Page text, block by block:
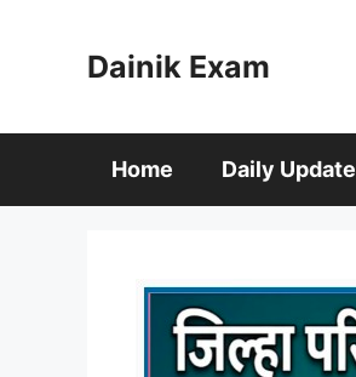
Dainik Exam
Home Daily Update